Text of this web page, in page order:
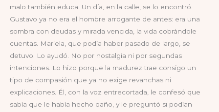
malo también educa. Un día, en la calle, se lo encontró.
Gustavo ya no era el hombre arrogante de antes: era una
sombra con deudas y mirada vencida, la vida cobrándole
cuentas. Mariela, que podía haber pasado de largo, se
detuvo. Lo ayudó. No por nostalgia ni por segundas
intenciones. Lo hizo porque la madurez trae consigo un
tipo de compasión que ya no exige revanchas ni
explicaciones. Él, con la voz entrecortada, le confesó que
sabía que le había hecho daño, y le preguntó si podían